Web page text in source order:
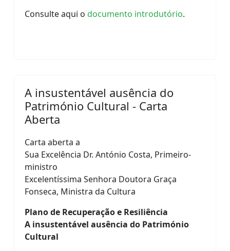
Consulte aqui o documento introdutório.
A insustentável ausência do
Património Cultural - Carta
Aberta
Carta aberta a
Sua Excelência Dr. António Costa, Primeiro-
ministro
Excelentíssima Senhora Doutora Graça
Fonseca, Ministra da Cultura
Plano de Recuperação e Resiliência
A insustentável ausência do Património
Cultural